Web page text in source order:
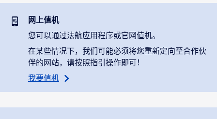
网上值机
您可以通过法航应用程序或官网值机。
在某些情况下，我们可能必须将您重新定向至合作伙
伴的网站，请按照指引操作即可！
我要值机